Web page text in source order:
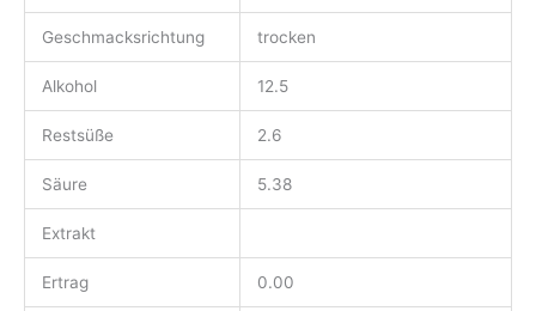
Geschmacksrichtung trocken
Alkohol 12.5
Restsüße 2.6
Säure 5.38
Extrakt
Ertrag 0.00